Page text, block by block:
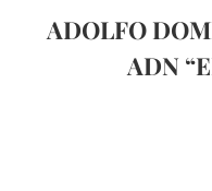
ADOLFO
ADN